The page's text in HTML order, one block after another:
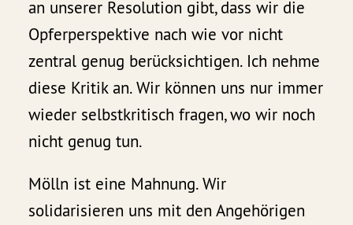
an unserer Resolution gibt, dass wir die
Opferperspektive nach wie vor nicht
zentral genug berücksichtigen. Ich nehme
diese Kritik an. Wir können uns nur immer
wieder selbstkritisch fragen, wo wir noch
nicht genug tun.
Mölln ist eine Mahnung. Wir
solidarisieren uns mit den Angehörigen